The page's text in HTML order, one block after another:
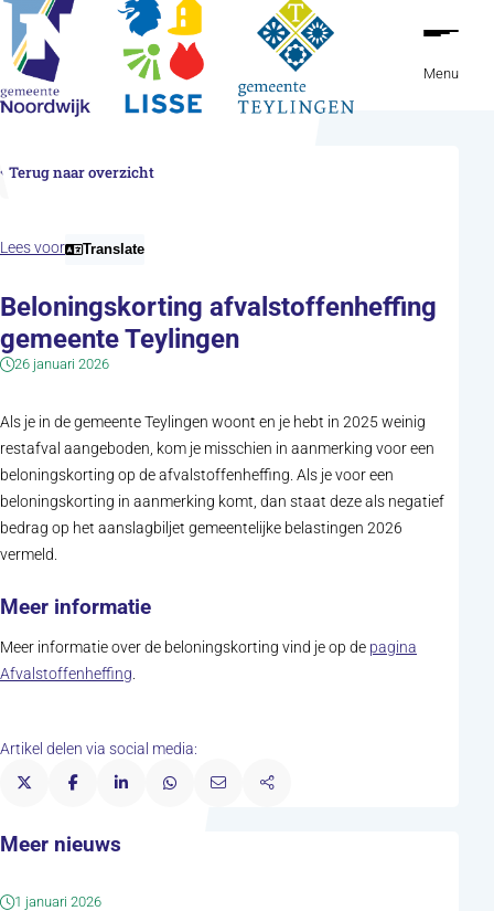
Ga naar de inhoud
Menu
Terug naar overzicht
Lees voor Translate
Beloningskorting afvalstoffenheffing
gemeente Teylingen
26 januari 2026
Als je in de gemeente Teylingen woont en je hebt in 2025 weinig
restafval aangeboden, kom je misschien in aanmerking voor een
beloningskorting op de afvalstoffenheffing. Als je voor een
beloningskorting in aanmerking komt, dan staat deze als negatief
bedrag op het aanslagbiljet gemeentelijke belastingen 2026
vermeld.
Meer informatie
Meer informatie over de beloningskorting vind je op de pagina
Afvalstoffenheffing
Artikel delen via social media:
Meer nieuws
1 januari 2026